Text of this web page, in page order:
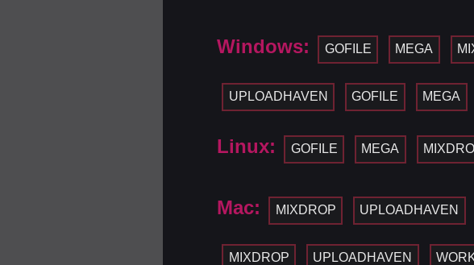
Windows: GOFILE MEGA
UPLOADHAVEN GOFILE MEGA
Linux: GOFILE MEGA
Mac: MIXDROP UPLOADHAVEN
MIXDROP UPLOADHAVEN